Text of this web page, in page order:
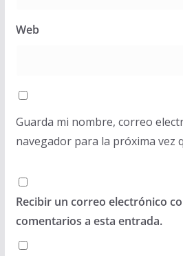
Web
Guarda mi nombre, correo
navegador para la próxima vez
Recibir un correo electrónico
comentarios a esta entrada.